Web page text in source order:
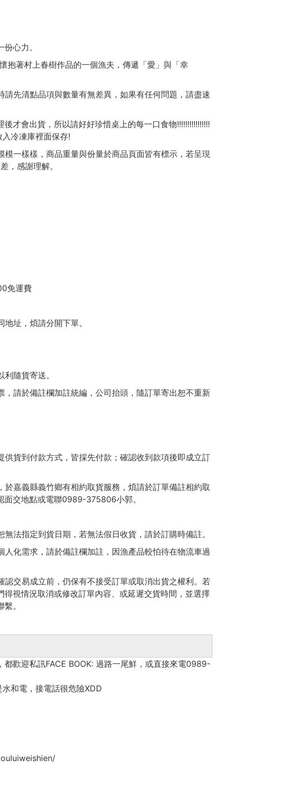
心力。
著村上春樹作品的一個漁夫，傳遞「愛」與「幸
先清點品項與數量有無差異，如果有任何問題，請盡速
才會出貨，所以請好好珍惜桌上的每一口食物!!!!!!!!!!!!!!!!
冷凍庫裡面保存!
一樣樣，商品重量與份量於商品頁面皆有標示，若呈現
，感謝理解。
免運費
址，煩請分開下單。
隨貨寄送。
請於備註欄加註統編，公司抬頭，隨訂單寄出恕不重新
貨到付款方式，皆採先付款；確認收到款項後即成立訂
嘉義縣義竹鄉有相約取貨服務，煩請於訂單備註相約取
面交地點或電聯0989-375806小郭。
法指定到貨日期，若無法假日收貨，請於訂購時備註。
化需求，請於備註欄加註，因漁產品較怕待在物流車過
交易成立前，仍保有不接受訂單或取消出貨之權利。若
視情況取消或修改訂單內容、或延遲交貨時間，並選擇
。
歡迎私訊FACE BOOK: 過路一尾鮮，或直接來電0989-
和電，接電話很危險XDD